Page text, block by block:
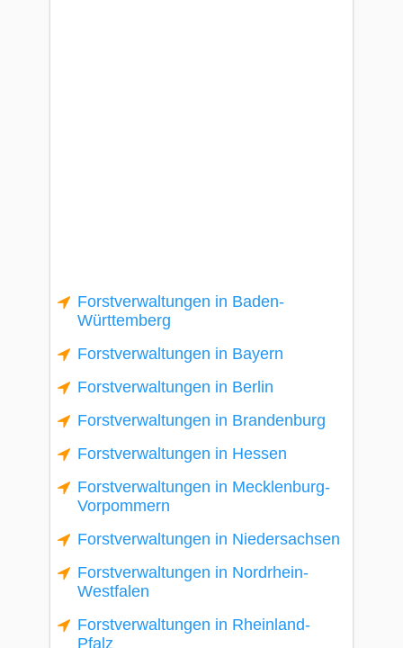
Forstverwaltungen in Baden-
Württemberg
Forstverwaltungen in Bayern
Forstverwaltungen in Berlin
Forstverwaltungen in Brandenburg
Forstverwaltungen in Hessen
Forstverwaltungen in Mecklenburg-
Vorpommern
Forstverwaltungen in Niedersachsen
Forstverwaltungen in Nordrhein-
Westfalen
Forstverwaltungen in Rheinland-
Pfalz